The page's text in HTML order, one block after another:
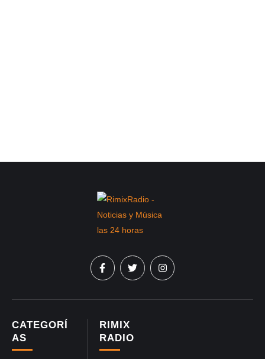
RIMIX
RADIO
CATEGORÍ
AS